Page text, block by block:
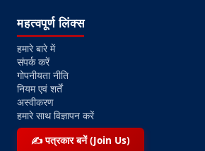
महत्वपूर्ण लिंक्स
हमारे बारे में
संपर्क करें
गोपनीयता नीति
नियम एवं शर्तें
अस्वीकरण
हमारे साथ विज्ञापन करें
✍️ पत्रकार बनें (Join Us)